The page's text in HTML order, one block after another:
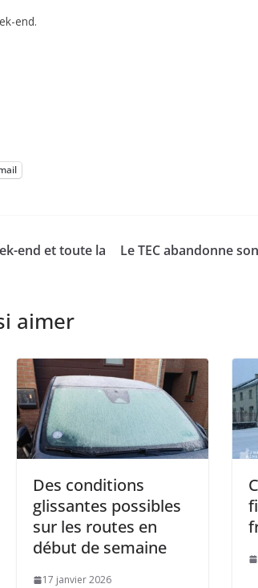
end.
end et toute la
Le TEC abandonne
aimer
Des conditions
glissantes possibles
sur les routes en
début de semaine
17 janvier 2026